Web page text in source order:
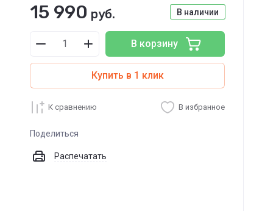
В наличии
15 990 руб.
В корзину
Купить в 1 клик
К сравнению В избранное
Поделиться
Распечатать